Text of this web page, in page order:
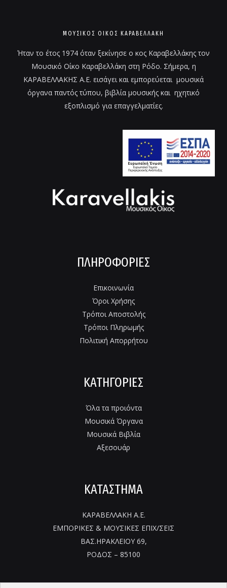
ΜΟΥΣΙΚΌΣ ΟΊΚΟΣ ΚΑΡΑΒΕΛΛΑΚΗ
Ήταν το έτος 1974 όταν ξεκίνησε ο κος Καραβελλάκης τον
Μουσικό Οίκο Καραβελλάκη στη Ρόδο. Σήμερα, η
ΚΑΡΑΒΕΛΛΑΚΗΣ Α.Ε. εισάγει και εμπορεύεται μουσικά
όργανα παντός τύπου, βιβλία μουσικής και ηχητικό
εξοπλισμό για επαγγελματίες.
ΠΛΗΡΟΦΟΡΊΕΣ
Επικοινωνία
Όροι Χρήσης
Τρόποι Αποστολής
Τρόποι Πληρωμής
Πολιτική Απορρήτου
ΚΑΤΗΓΟΡΙΕΣ
Όλα τα προιόντα
Μουσικά Όργανα
Μουσικά Βιβλία
Αξεσουάρ
ΚΑΤΑΣΤΗΜΑ
ΚΑΡΑΒΕΛΛΑΚΗ Α.Ε.
ΕΜΠΟΡΙΚΕΣ & ΜΟΥΣΙΚΕΣ ΕΠΙΧ/ΣΕΙΣ
ΒΑΣ.ΗΡΑΚΛΕΙΟΥ 69,
ΡΟΔΟΣ – 85100